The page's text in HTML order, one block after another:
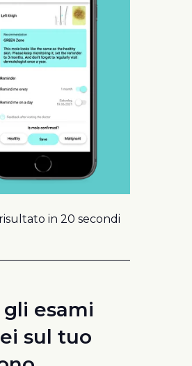
in 20 secondi
esami
sul tuo